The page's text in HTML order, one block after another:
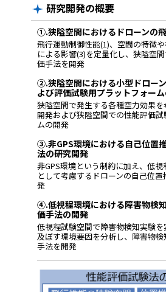
研究開発の概要
①.狭隘空間におけるドローンの
飛行運動制御性能(1)、空間の特徴
による影響(3)を定量化し、狭隘空
価手法を開発
②.狭隘空間における小型ドロー
よび評価試験用プラットフォー
狭隘空間で発生する各種空力効果
開発および狭隘空間での性能評価
ムの開発
③.非GPS環境における自己位置
法の研究開発
非GPS環境という制約に加え、低
として考慮するドローンの自己位
発
④.低視程環境における障害物検
価手法の開発
低視程試験空間で障害物検知実験
及ぼす環境要因を分析し、障害物
手法を開発